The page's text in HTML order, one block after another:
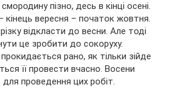
пізно, десь в кінці осені.
кінець вересня – початок жовтня.
відкласти до весни. Але тоді
це зробити до сокоруху.
рано, як тільки зійде
її провести вчасно. Восени
проведення цих робіт.